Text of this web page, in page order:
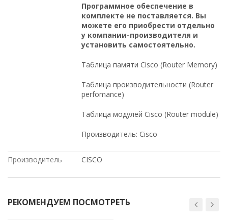
Программное обеспечение в
комплекте не поставляется. Вы
можете его приобрести отдельно
у компании-производителя и
установить самостоятельно.
Таблица памяти Cisco (Router Memory)
Таблица производительности (Router
perfomance)
Таблица модулей Cisco (Router module)
Производитель: Cisco
Производитель CISCO
РЕКОМЕНДУЕМ ПОСМОТРЕТЬ